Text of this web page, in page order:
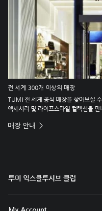
전 세계 300개 이상의 매장
TUMI 전 세계 공식 매장을 찾아보실
액세서리 및 라이프스타일 컬렉션을 만
매장 안내
투미 익스클루시브 클럽